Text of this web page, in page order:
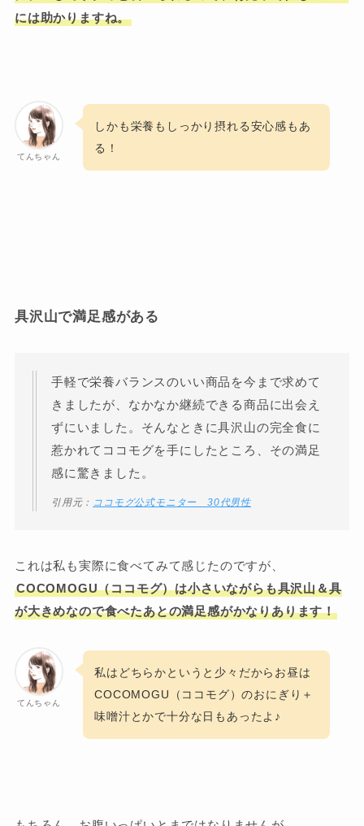
には助かりますね。
てんちゃん
しかも栄養もしっかり摂れる安心感もあ
る！
具沢山で満足感がある
手軽で栄養バランスのいい商品を今まで求めて
きましたが、なかなか継続できる商品に出会え
ずにいました。そんなときに具沢山の完全食に
惹かれてココモグを手にしたところ、その満足
感に驚きました。
引用元： ココモグ公式モニター 30代男性
これは私も実際に食べてみて感じたのですが、
COCOMOGU（ココモグ）は小さいながらも具沢山＆具
が大きめなので食べたあとの満足感がかなりあります！
てんちゃん
私はどちらかというと少々だからお昼は
COCOMOGU（ココモグ）のおにぎり＋
味噌汁とかで十分な日もあったよ♪